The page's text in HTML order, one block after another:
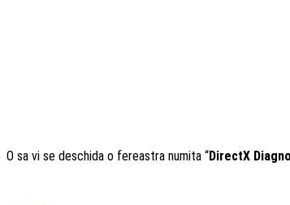
O sa vi se deschida o fereastra numita “DirectX